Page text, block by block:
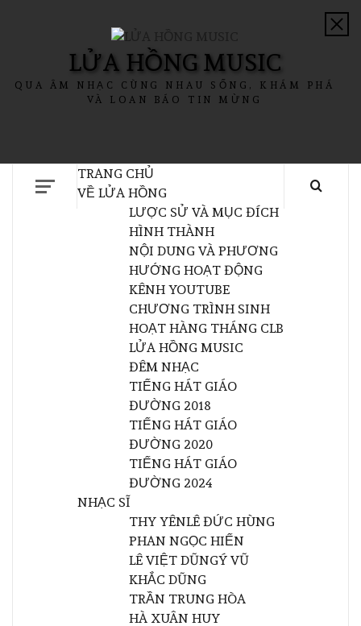
LỬA HỒNG MUSIC
QUA ÂM NHẠC CÙNG NHAU SỐNG, KHÁM PHÁ
VÀ LOAN BÁO TIN MỪNG
TRANG CHỦ
VỀ LỬA HỒNG
LƯỢC SỬ VÀ MỤC ĐÍCH
HÌNH THÀNH
NỘI DUNG VÀ PHƯƠNG
HƯỚNG HOẠT ĐỘNG
KÊNH YOUTUBE
CHƯƠNG TRÌNH SINH
HOẠT HÀNG THÁNG CLB
LỬA HỒNG MUSIC
ĐÊM NHẠC
TIẾNG HÁT GIÁO
ĐƯỜNG 2018
TIẾNG HÁT GIÁO
ĐƯỜNG 2020
TIẾNG HÁT GIÁO
ĐƯỜNG 2024
NHẠC SĨ
THY YÊNLÊ ĐỨC HÙNG
PHAN NGỌC HIẾN
LÊ VIỆT DŨNGÝ VŨ
KHẮC DŨNG
TRẦN TRUNG HÒA
HÀ XUÂN HUY